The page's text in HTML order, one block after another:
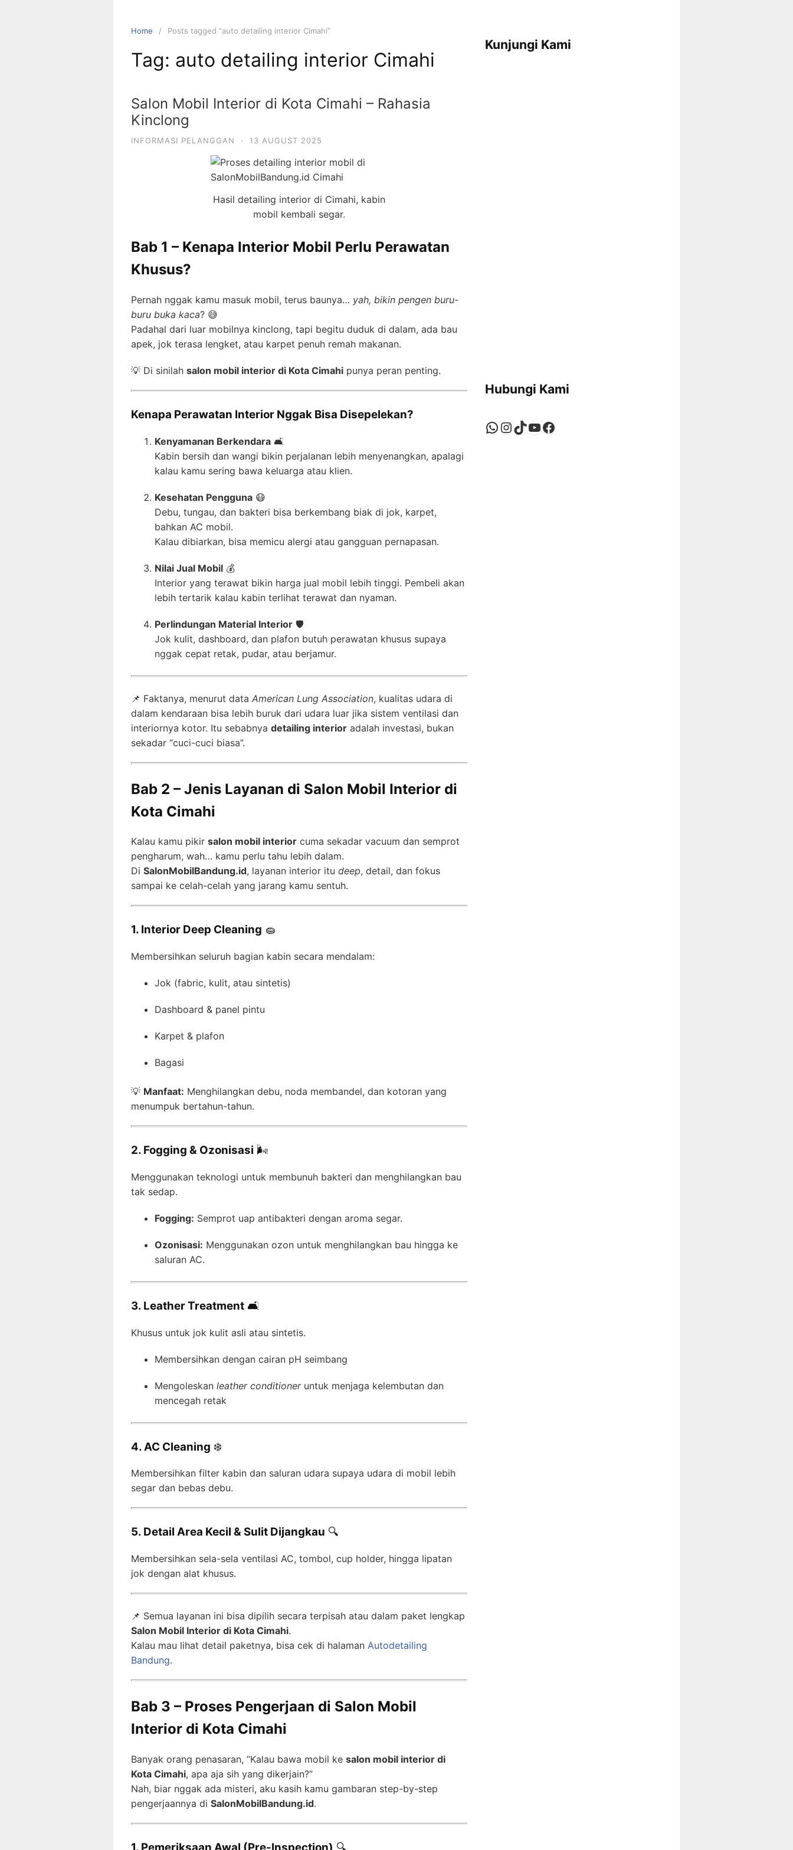
Home Posts tagged “auto detailing interior Cimahi”
Tag: auto detailing interior Cimahi
Salon Mobil Interior di Kota Cimahi – Rahasia
Kinclong
INFORMASI PELANGGAN · 13 AUGUST 2025
Hasil detailing interior di Cimahi, kabin
mobil kembali segar.
Bab 1 – Kenapa Interior Mobil Perlu Perawatan
Khusus?
Pernah nggak kamu masuk mobil, terus baunya… yah, bikin pengen buru-
buru buka kaca? 😅
Padahal dari luar mobilnya kinclong, tapi begitu duduk di dalam, ada bau
apek, jok terasa lengket, atau karpet penuh remah makanan.
💡 Di sinilah salon mobil interior di Kota Cimahi punya peran penting.
Kenapa Perawatan Interior Nggak Bisa Disepelekan?
Kenyamanan Berkendara 🛋️
Kabin bersih dan wangi bikin perjalanan lebih menyenangkan, apalagi
kalau kamu sering bawa keluarga atau klien.
Kesehatan Pengguna 😷
Debu, tungau, dan bakteri bisa berkembang biak di jok, karpet,
bahkan AC mobil.
Kalau dibiarkan, bisa memicu alergi atau gangguan pernapasan.
Nilai Jual Mobil 💰
Interior yang terawat bikin harga jual mobil lebih tinggi. Pembeli akan
lebih tertarik kalau kabin terlihat terawat dan nyaman.
Perlindungan Material Interior 🛡️
Jok kulit, dashboard, dan plafon butuh perawatan khusus supaya
nggak cepat retak, pudar, atau berjamur.
📌 Faktanya, menurut data American Lung Association, kualitas udara di
dalam kendaraan bisa lebih buruk dari udara luar jika sistem ventilasi dan
interiornya kotor. Itu sebabnya detailing interior adalah investasi, bukan
sekadar “cuci-cuci biasa”.
Bab 2 – Jenis Layanan di Salon Mobil Interior di
Kota Cimahi
Kalau kamu pikir salon mobil interior cuma sekadar vacuum dan semprot
pengharum, wah… kamu perlu tahu lebih dalam.
Di SalonMobilBandung.id, layanan interior itu deep, detail, dan fokus
sampai ke celah-celah yang jarang kamu sentuh.
1. Interior Deep Cleaning 🧽
Membersihkan seluruh bagian kabin secara mendalam:
Jok (fabric, kulit, atau sintetis)
Dashboard & panel pintu
Karpet & plafon
Bagasi
💡 Manfaat: Menghilangkan debu, noda membandel, dan kotoran yang
menumpuk bertahun-tahun.
2. Fogging & Ozonisasi 🌬️
Menggunakan teknologi untuk membunuh bakteri dan menghilangkan bau
tak sedap.
Fogging: Semprot uap antibakteri dengan aroma segar.
Ozonisasi: Menggunakan ozon untuk menghilangkan bau hingga ke
saluran AC.
3. Leather Treatment 🛋️
Khusus untuk jok kulit asli atau sintetis.
Membersihkan dengan cairan pH seimbang
Mengoleskan leather conditioneruntuk menjaga kelembutan dan
mencegah retak
4. AC Cleaning ❄️
Membersihkan filter kabin dan saluran udara supaya udara di mobil lebih
segar dan bebas debu.
5. Detail Area Kecil & Sulit Dijangkau 🔍
Membersihkan sela-sela ventilasi AC, tombol, cup holder, hingga lipatan
jok dengan alat khusus.
📌 Semua layanan ini bisa dipilih secara terpisah atau dalam paket lengkap
Salon Mobil Interior di Kota Cimahi.
Kalau mau lihat detail paketnya, bisa cek di halaman Autodetailing
Bandung.
Bab 3 – Proses Pengerjaan di Salon Mobil
Interior di Kota Cimahi
Banyak orang penasaran, “Kalau bawa mobil ke salon mobil interior di
Kota Cimahi, apa aja sih yang dikerjain?”
Nah, biar nggak ada misteri, aku kasih kamu gambaran step-by-step
pengerjaannya di SalonMobilBandung.id.
Kunjungi Kami
Hubungi Kami
WhatsApp
Instagram
TikTok
YouTube
Facebook